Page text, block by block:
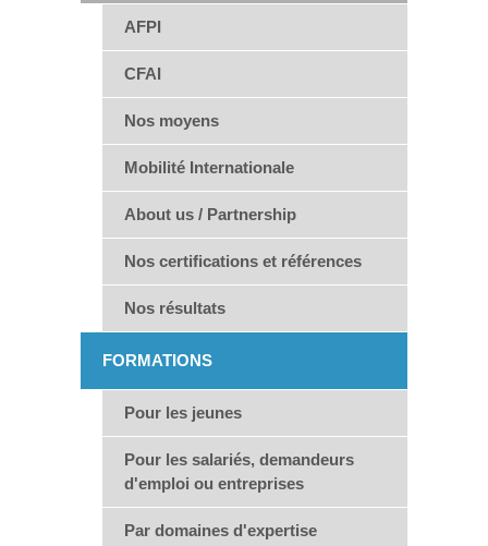
AFPI
CFAI
Nos moyens
Mobilité Internationale
About us / Partnership
Nos certifications et références
Nos résultats
FORMATIONS
Pour les jeunes
Pour les salariés, demandeurs
d'emploi ou entreprises
Par domaines d'expertise